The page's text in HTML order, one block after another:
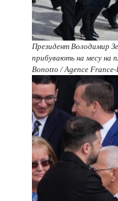
Президент Володимир
прибувають на месу на
Bonotto / Agence